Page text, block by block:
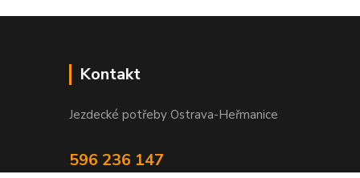
Kontakt
Jezdecké potřeby Ostrava-Heřmanice
596 236 147